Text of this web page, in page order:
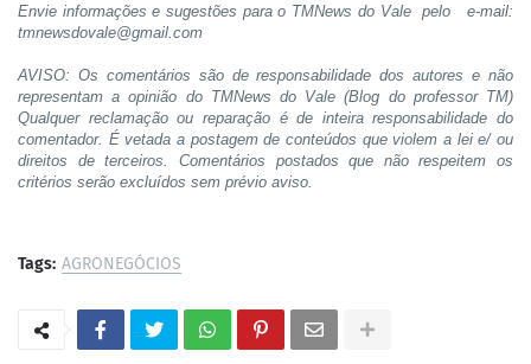
Envie informações e sugestões para o TMNews do Vale pelo e-mail:
tmnewsdovale@gmail.com
AVISO: Os comentários são de responsabilidade dos autores e não
representam a opinião do TMNews do Vale (Blog do professor TM)
Qualquer reclamação ou reparação é de inteira responsabilidade do
comentador. É vetada a postagem de conteúdos que violem a lei e/ ou
direitos de terceiros. Comentários postados que não respeitem os
critérios serão excluídos sem prévio aviso.
Tags: AGRONEGÓCIOS